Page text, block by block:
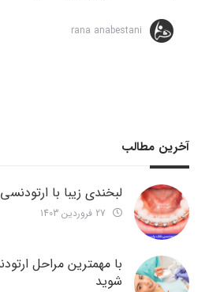
rana anabestani
آخرین مطالب
لبخندی زیبا با
با مهمترین مراحل
شوید